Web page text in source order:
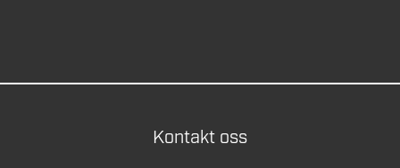
Kontakt oss